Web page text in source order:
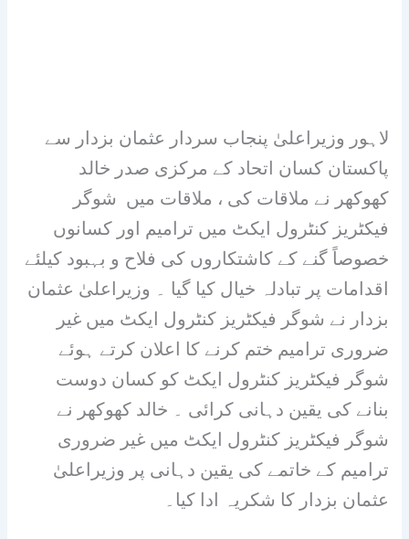
لاہور وزیراعلیٰ پنجاب سردار عثمان بزدار سے
پاکستان کسان اتحاد کے مرکزی صدر خالد
کھوکھر نے ملاقات کی ، ملاقات میں شوگر
فیکٹریز کنٹرول ایکٹ میں ترامیم اور کسانوں
خصوصاً گنے کے کاشتکاروں کی فلاح و بہبود کیلئے
اقدامات پر تبادلہ خیال کیا گیا ۔ وزیراعلیٰ عثمان
بزدار نے شوگر فیکٹریز کنٹرول ایکٹ میں غیر
ضروری ترامیم ختم کرنے کا اعلان کرتے ہوئے
شوگر فیکٹریز کنٹرول ایکٹ کو کسان دوست
بنانے کی یقین دہانی کرائی ۔ خالد کھوکھر نے
شوگر فیکٹریز کنٹرول ایکٹ میں غیر ضروری
ترامیم کے خاتمے کی یقین دہانی پر وزیراعلیٰ
عثمان بزدار کا شکریہ ادا کیا۔